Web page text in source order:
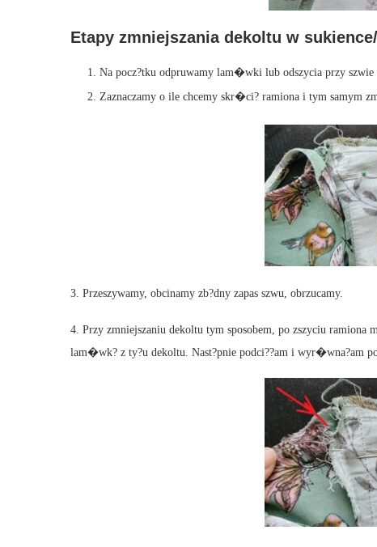
Etapy zmniejszania dekoltu w
Na pocz?tku odpruwamy lam�wki lub odszycia przy
Zaznaczamy o ile chcemy skr�ci? ramiona i tym samym
3. Przeszywamy, obcinamy zb?dny zapas szwu, obrzucamy.
4. Przy zmniejszaniu dekoltu tym sposobem, po zszyciu ramiona
lam�wk? z ty?u dekoltu. Nast?pnie podci??am i wyr�wna?am